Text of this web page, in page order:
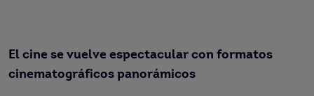
El cine se vuelve espectacular con formatos
cinematográficos panorámicos